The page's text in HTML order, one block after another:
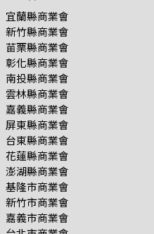
宜蘭縣商業會
新竹縣商業會
苗栗縣商業會
彰化縣商業會
南投縣商業會
雲林縣商業會
嘉義縣商業會
屏東縣商業會
台東縣商業會
花蓮縣商業會
澎湖縣商業會
基隆市商業會
新竹市商業會
嘉義市商業會